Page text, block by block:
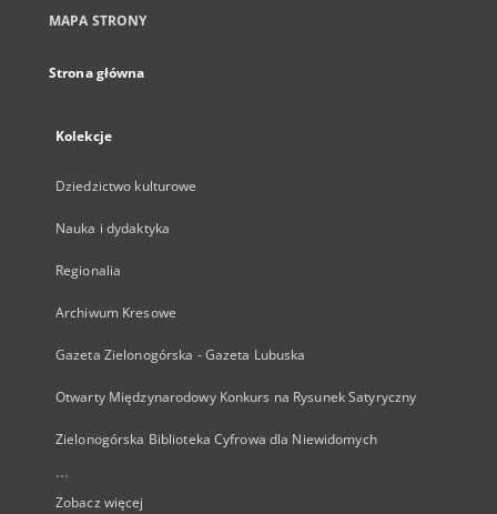
MAPA STRONY
Strona główna
Kolekcje
Dziedzictwo kulturowe
Nauka i dydaktyka
Regionalia
Archiwum Kresowe
Gazeta Zielonogórska - Gazeta Lubuska
Otwarty Międzynarodowy Konkurs na Rysunek Satyryczny
Zielonogórska Biblioteka Cyfrowa dla Niewidomych
...
Zobacz więcej